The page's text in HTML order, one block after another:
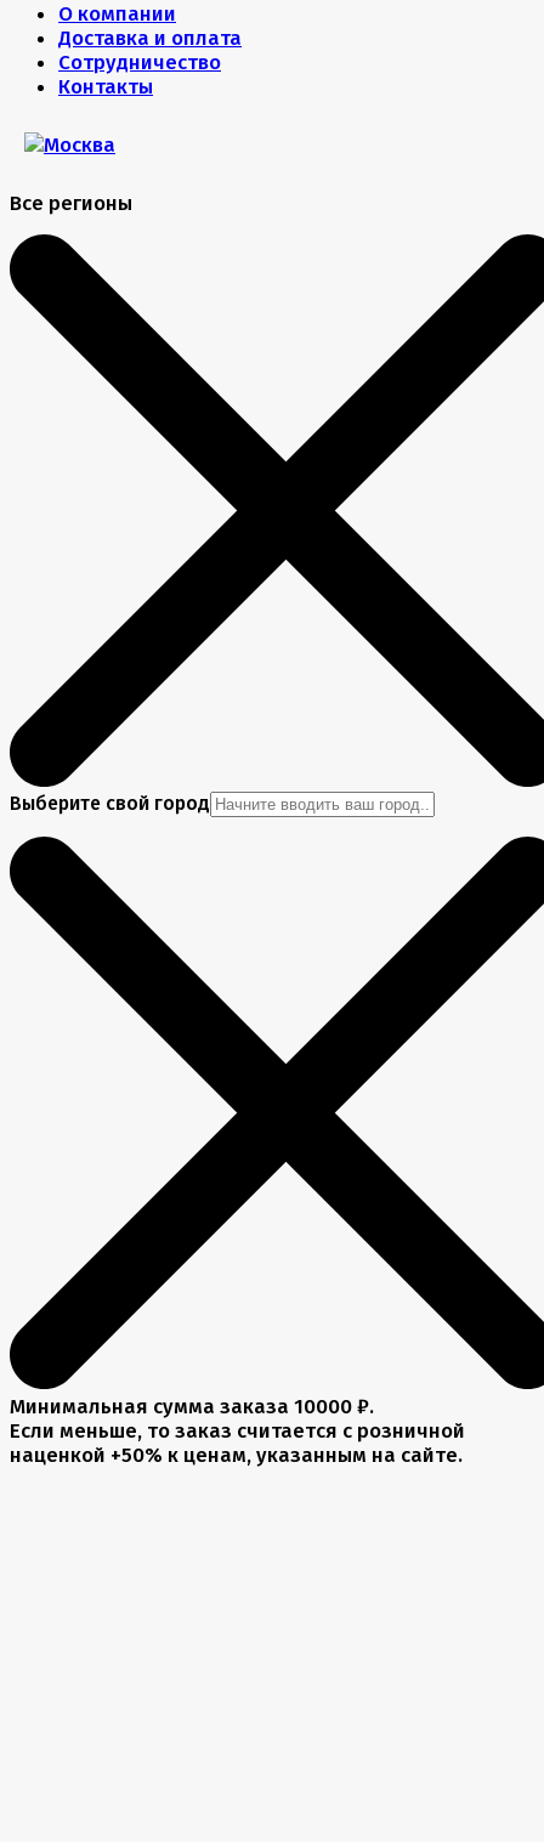
О компании
Доставка и оплата
Сотрудничество
Контакты
Все регионы
Выберите свой город
Минимальная сумма заказа 10000 ₽.
Если меньше, то заказ считается с розничной
наценкой +50% к ценам, указанным на сайте.